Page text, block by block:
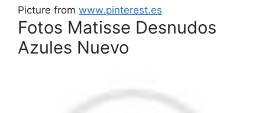
Picture from www.pinterest.es
Fotos Matisse Desnudos
Azules Nuevo